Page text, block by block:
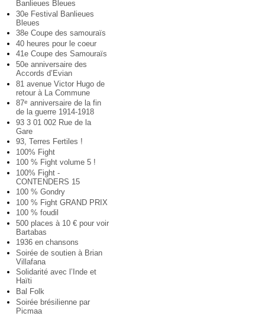
Banlieues Bleues
30e Festival Banlieues
Bleues
38e Coupe des samouraïs
40 heures pour le coeur
41e Coupe des Samouraïs
50e anniversaire des
Accords d’Evian
81 avenue Victor Hugo de
retour à La Commune
87e anniversaire de la fin
de la guerre 1914-1918
93 3 01 002 Rue de la
Gare
93, Terres Fertiles !
100% Fight
100 % Fight volume 5 !
100% Fight -
CONTENDERS 15
100 % Gondry
100 % Fight GRAND PRIX
100 % foudil
500 places à 10 € pour voir
Bartabas
1936 en chansons
Soirée de soutien à Brian
Villafana
Solidarité avec l’Inde et
Haïti
Bal Folk
Soirée brésilienne par
Picmaa